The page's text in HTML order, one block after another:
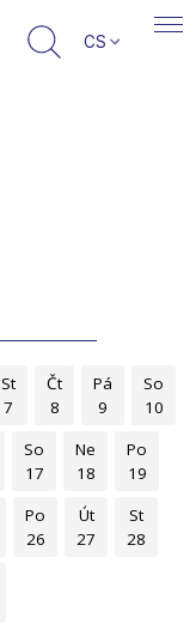
CS
St
7
Čt
8
Pá
9
So
10
So
17
Ne
18
Po
19
Po
26
Út
27
St
28